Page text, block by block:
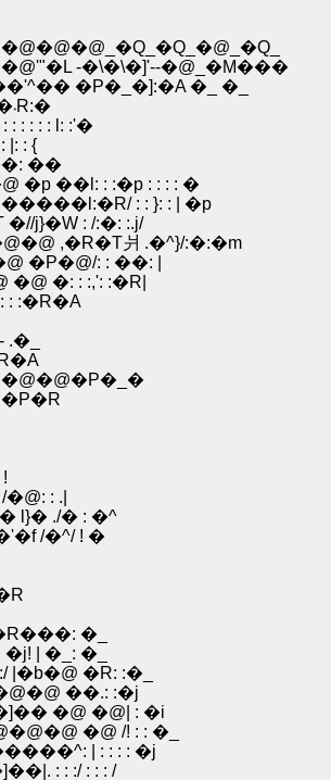
-�\�\�]'--�@_�M���
�P�_�]:�A �_ �_
�@�@�@�@ �@ �@ �@ �@ �@ �@ �@ /: : �V: :/: : : : : : : : : :.; : :�_�܁R:�
: : : : l: :'�
|: : {
��: ��
�p ��l: : :�p : : : : �
: : }: : | �p
j}�W : /:�: :.j/
,�R�T爿 .�^}/:�:�m
�P�@/: : ��: |
�: : :,': :�R|
: :�R�A
�@�@�P�_�
: .|
l}� ./� : �^
/�^/ ! �
�_
| �_: �_
|�b�@ �R: :�_
��.: :�j
�@ �@| : �i
�@ /! : : �_
| : : : : �j
: : :/ : : : /